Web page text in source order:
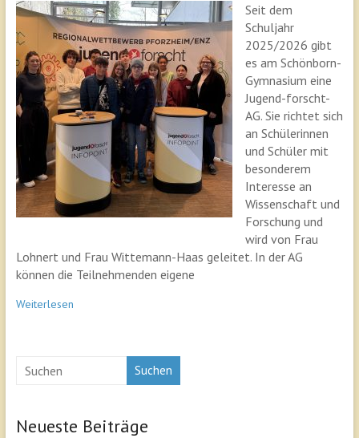
Seit dem
Schuljahr
2025/2026 gibt
es am Schönborn-
Gymnasium eine
Jugend-forscht-
AG. Sie richtet sich
an Schülerinnen
und Schüler mit
besonderem
Interesse an
Wissenschaft und
Forschung und
wird von Frau
Lohnert und Frau Wittemann-Haas geleitet. In der AG
können die Teilnehmenden eigene
Weiterlesen
Suchen
Neueste Beiträge